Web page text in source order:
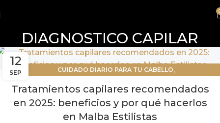
DIAGNOSTICO CAPILAR
12
SEP CUIDADO DIARIO PARA TU CABELLO,
MASAJES CAPILARES
Tratamientos capilares recomendados
en 2025: beneficios y por qué hacerlos
en Malba Estilistas